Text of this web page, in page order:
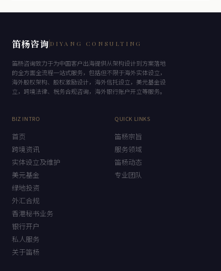
笛杨咨询致力于为中国客户出海提供从架构设计到方案落地
的全方面全流程一站式服务，包括但不限于海外实体设立，
海外股权架构、股权激励设计，海外信托设立，美元基金设
首页
跨境资讯
实体设立及维护
美元基金
绿地投资
外汇合规
香港秘书业务
银行开户
私人服务
笛杨宗旨
服务领域
笛杨动态